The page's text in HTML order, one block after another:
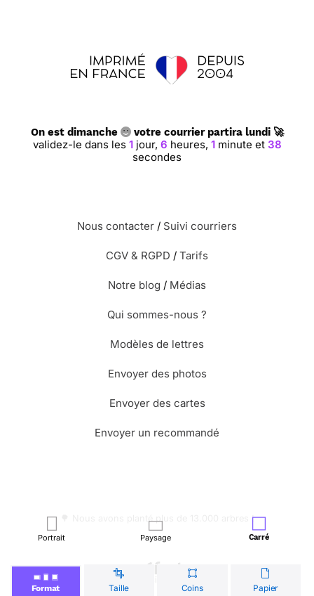
Portrait Paysage Carré
Format Taille Coins Papier
On est dimanche votre courrier partira lundi 🚀
validez-le dans les 1 jour, 6 heures, 1 minute et 37
secondes
Nous contacter / Suivi courriers
CGV & RGPD / Tarifs
Notre blog / Médias
Qui sommes-nous ?
Modèles de lettres
Envoyer des photos
Envoyer des cartes
Envoyer un recommandé
🌳 Nous avons planté plus de 13.000 arbres !
© Merci Facteur